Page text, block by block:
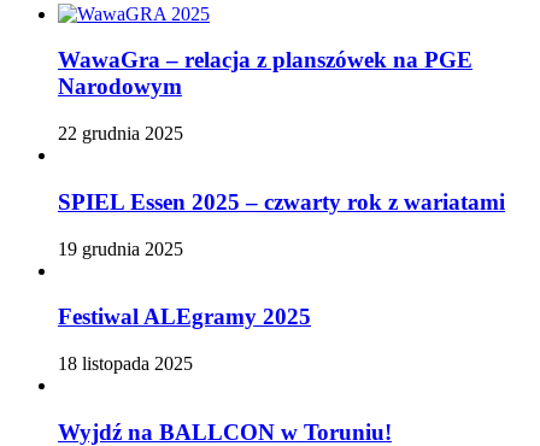
WawaGra – relacja z planszówek na PGE
Narodowym
22 grudnia 2025
SPIEL Essen 2025 – czwarty rok z wariatami
19 grudnia 2025
Festiwal ALEgramy 2025
18 listopada 2025
Wyjdź na BALLCON w Toruniu!